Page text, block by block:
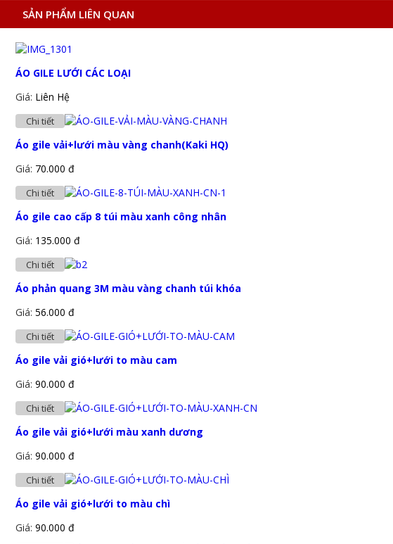
SẢN PHẨM LIÊN QUAN
ÁO GILE LƯỚI CÁC LOẠI
Giá: Liên Hệ
Chi tiết
Áo gile vải+lưới màu vàng chanh(Kaki HQ)
Giá: 70.000 đ
Chi tiết
Áo gile cao cấp 8 túi màu xanh công nhân
Giá: 135.000 đ
Chi tiết
Áo phản quang 3M màu vàng chanh túi khóa
Giá: 56.000 đ
Chi tiết
Áo gile vải gió+lưới to màu cam
Giá: 90.000 đ
Chi tiết
Áo gile vải gió+lưới màu xanh dương
Giá: 90.000 đ
Chi tiết
Áo gile vải gió+lưới to màu chì
Giá: 90.000 đ